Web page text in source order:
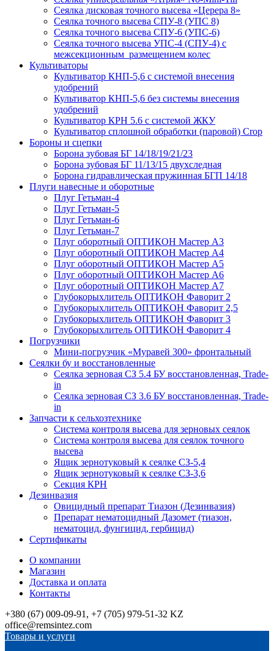
Сеялка дисковая точного высева «Церера 8»
Сеялка точного высева СПУ-8 (УПС 8)
Сеялка точного высева СПУ-6 (УПС-6)
Сеялка точного высева УПС-4 (СПУ-4) с
межсекционным размещением колес
Культиваторы
Культиватор КНП-5,6 с системой внесения
удобрений
Культиватор КНП-5,6 без системы внесения
удобрений
Культиватор КРН 5.6 с системой ЖКУ
Культиватор сплошной обработки (паровой) Crop
Бороны и сцепки
Борона зубовая БГ 14/18/19/21/23
Борона зубовая БГ 11/13/15 двухследная
Борона гидравлическая пружинная БГП 14/18
Плуги навесные и оборотные
Плуг Гетьман-4
Плуг Гетьман-5
Плуг Гетьман-6
Плуг Гетьман-7
Плуг оборотный ОПТИКОН Мастер А3
Плуг оборотный ОПТИКОН Мастер А4
Плуг оборотный ОПТИКОН Мастер А5
Плуг оборотный ОПТИКОН Мастер А6
Плуг оборотный ОПТИКОН Мастер А7
Глубокорыхлитель ОПТИКОН Фаворит 2
Глубокорыхлитель ОПТИКОН Фаворит 2,5
Глубокорыхлитель ОПТИКОН Фаворит 3
Глубокорыхлитель ОПТИКОН Фаворит 4
Погрузчики
Мини-погрузчик «Муравей 300» фронтальный
Сеялки бу и восстановленные
Сеялка зерновая СЗ 5.4 БУ восстановленная, Trade-
in
Сеялка зерновая СЗ 3.6 БУ восстановленная, Trade-
in
Запчасти к сельхозтехнике
Система контроля высева для зерновых сеялок
Система контроля высева для сеялок точного
высева
Ящик зернотуковый к сеялке СЗ-5,4
Ящик зернотуковый к сеялке СЗ-3,6
Секция КРН
Дезинвазия
Овицидный препарат Тиазон (Дезинвазия)
Препарат нематоцидный Дазомет (тиазон,
нематоцид, фунгицид, гербицид)
Сертификаты
О компании
Магазин
Доставка и оплата
Контакты
+380 (67) 009-09-91, +7 (705) 979-51-32 KZ
office@remsintez.com
Товары и услуги